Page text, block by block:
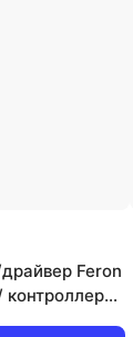
Feron
контроллер